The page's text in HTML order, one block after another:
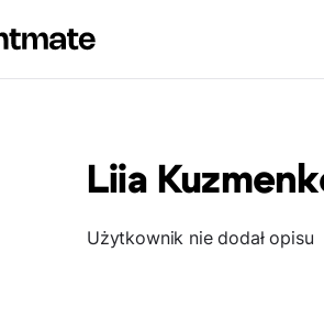
Liia
Użytkownik nie dodał opisu